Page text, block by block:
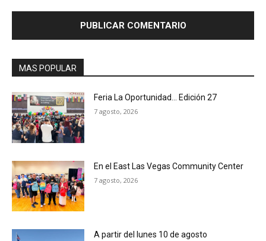
MAS POPULAR
Feria La Oportunidad… Edición 27
7 agosto, 2026
En el East Las Vegas Community Center
7 agosto, 2026
A partir del lunes 10 de agosto